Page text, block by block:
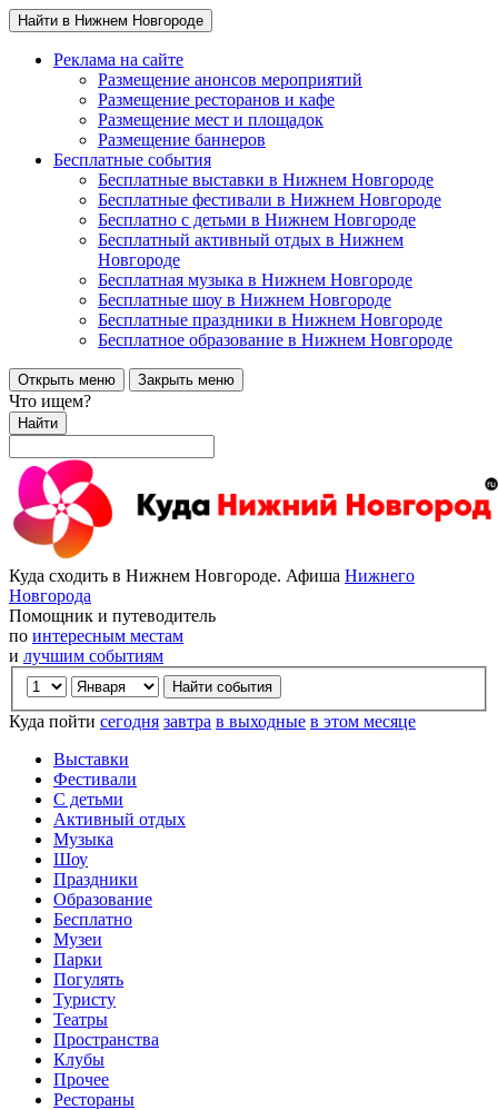
Найти в Нижнем Новгороде
Реклама на сайте
Размещение анонсов мероприятий
Размещение ресторанов и кафе
Размещение мест и площадок
Размещение баннеров
Бесплатные события
Бесплатные выставки в Нижнем Новгороде
Бесплатные фестивали в Нижнем Новгороде
Бесплатно с детьми в Нижнем Новгороде
Бесплатный активный отдых в Нижнем
Новгороде
Бесплатная музыка в Нижнем Новгороде
Бесплатные шоу в Нижнем Новгороде
Бесплатные праздники в Нижнем Новгороде
Бесплатное образование в Нижнем Новгороде
Открыть меню Закрыть меню
Что ищем?
Найти
Куда сходить в Нижнем Новгороде. Афиша Нижнего
Новгорода
Помощник и путеводитель
по интересным местам
и лучшим событиям
Куда пойти сегодня завтра в выходные в этом месяце
Выставки
Фестивали
С детьми
Активный отдых
Музыка
Шоу
Праздники
Образование
Бесплатно
Музеи
Парки
Погулять
Туристу
Театры
Пространства
Клубы
Прочее
Рестораны